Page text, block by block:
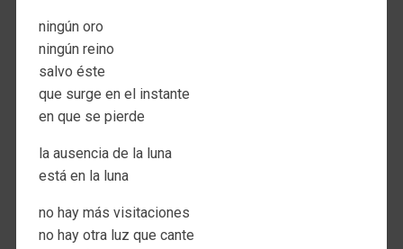
ningún oro
ningún reino
salvo éste
que surge en el instante
en que se pierde
la ausencia de la luna
está en la luna
no hay más visitaciones
no hay otra luz que cante